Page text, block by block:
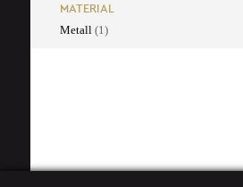
MATERIAL
Metall (1)